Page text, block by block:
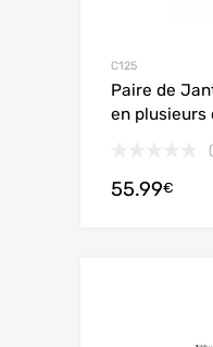
C125
Paire de
en plusieurs
55.99€